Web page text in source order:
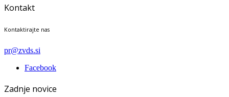
Kontakt
Kontaktirajte nas
pr@zvds.si
Facebook
Zadnje novice